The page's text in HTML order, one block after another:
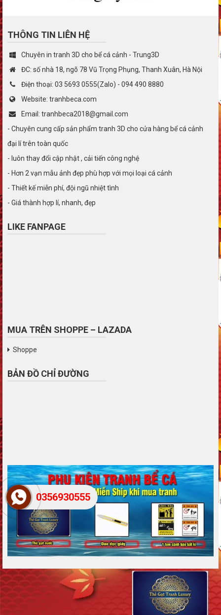
THÔNG TIN LIÊN HỆ
Chuyên in tranh 3D cho bể cá cảnh - Trung3D
ĐC: số nhà 18, ngõ 78 Vũ Trọng Phụng, Thanh Xuân, Hà Nội
Điện thoại: 03 5693 0555(Zalo) - 094 490 8880
Website: tranhbeca.com
Email: tranhbeca2018@gmail.com
- Chuyên cung cấp sản phẩm tranh 3D cho cửa hàng bể cá cảnh
đại lí trên toàn quốc
- luôn thay đổi cập nhật , cải tiến công nghệ
- Hơn 2 vạn mẫu ảnh đẹp phù hợp với mọi loại cá cảnh
- Thiết kế miễn phí, đội ngũ nhiệt tình
- Giá thành hợp lí, nhanh, đẹp
LIKE FANPAGE
MUA TRÊN SHOPPE – LAZADA
Shoppe
BẢN ĐỒ CHỈ ĐƯỜNG
0356930555